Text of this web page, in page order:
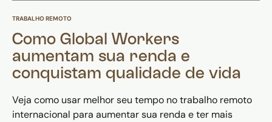
TRABALHO REMOTO
Como Global Workers
aumentam sua renda e
conquistam qualidade de vida
Veja como usar melhor seu tempo no trabalho remoto
internacional para aumentar sua renda e ter mais